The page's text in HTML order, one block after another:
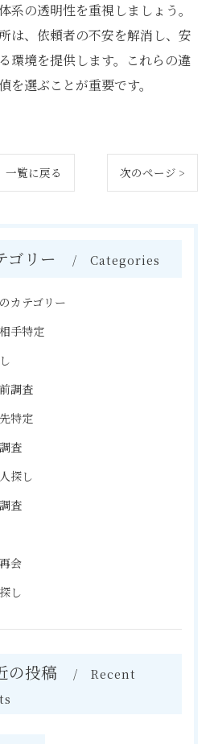
系の透明性を重視しましょう。
は、依頼者の不安を解消し、安
環境を提供します。これらの違
を選ぶことが重要です。
一覧に戻る 次のページ >
ゴリー Categories
カテゴリー
手特定
調査
特定
査
探し
査
会
し
の投稿
Recent